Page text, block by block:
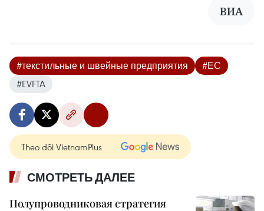
ВИА
#текстильные и швейные предприятия
#ЕС
#EVFTA
Theo dõi VietnamPlus
СМОТРЕТЬ ДАЛЕЕ
Полупроводниковая стратегия